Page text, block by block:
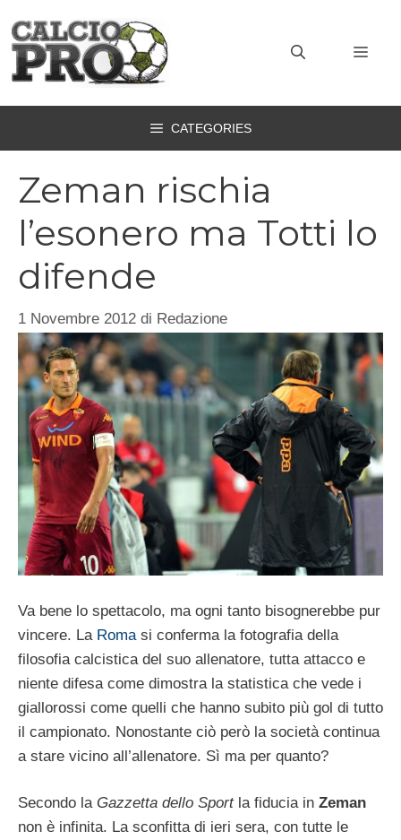
contenuto
CATEGORIES
Zeman rischia
l’esonero ma Totti lo
difende
1 Novembre 2012 di Redazione
Va bene lo spettacolo, ma ogni tanto bisognerebbe pur
vincere. La Roma si conferma la fotografia della
filosofia calcistica del suo allenatore, tutta attacco e
niente difesa come dimostra la statistica che vede i
giallorossi come quelli che hanno subito più gol di tutto
il campionato. Nonostante ciò però la società continua
a stare vicino all’allenatore. Sì ma per quanto?
Secondo la Gazzetta dello Sportla fiducia in Zeman
non è infinita. La sconfitta di ieri sera, con tutte le